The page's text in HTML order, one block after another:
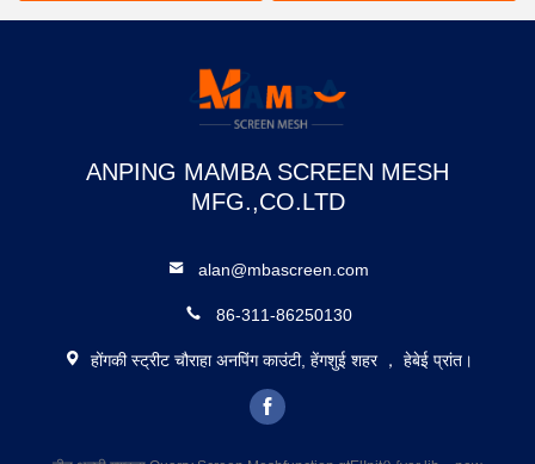
ANPING MAMBA SCREEN MESH
MFG.,CO.LTD
alan@mbascreen.com
86-311-86250130
होंगकी स्ट्रीट चौराहा अनपिंग काउंटी, हेंगशुई शहर ， हेबेई प्रांत।